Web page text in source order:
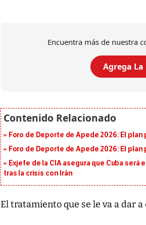
Encuentra más de nuestra
Agrega
Foro de Deporte de Apede 2026: El
Foro de Deporte de Apede 2026: El
Exjefe de la CIA asegura que Cuba
tras la crisis con Irán
El tratamiento que se le va a dar